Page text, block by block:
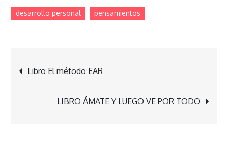
desarrollo personal pensamientos
Navegación
Libro El método EAR
LIBRO ÁMATE Y LUEGO VE POR TODO